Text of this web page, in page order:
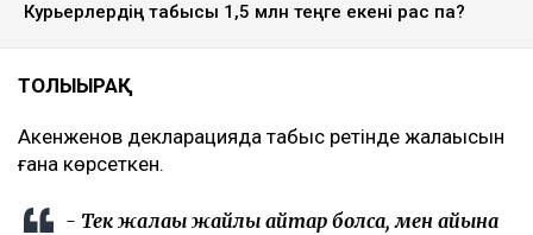
Курьерлердің табысы 1,5 млн теңге екені рас па?
ТОЛЫҒЫРАҚ
Ақкенженов декларацияда табыс ретінде жалақысын
ғана көрсеткен.
- Тек жалақы жайлы айтар болсақ, мен айына